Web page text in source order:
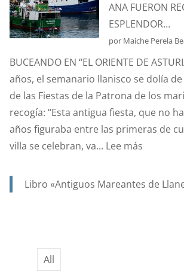
PROTECTORA
DE
NUESTRA
MARINERÍA.
ANA FUERON
ESPLENDOR…
por Maiche Perela
BUCEANDO EN “EL ORIENTE DE
años, el semanario llanisco se dolía
de las Fiestas de la Patrona de los
recogía: “Esta antigua fiesta, que no
años figuraba entre las primeras de
villa se celebran, va... Lee más:
1923,
Libro «Antiguos Mareantes de
All